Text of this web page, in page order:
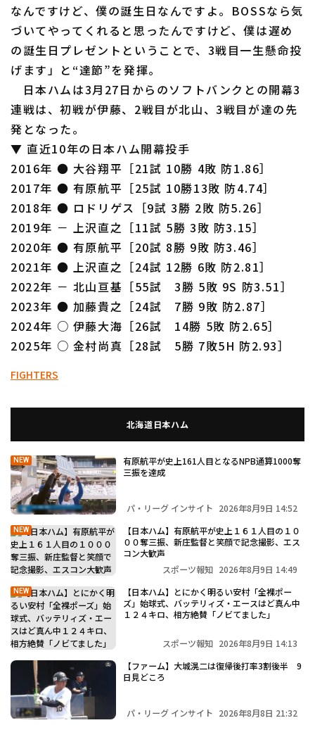
なんですけど、僕の誕生日なんですよ。BOSSなら気
づいてやってくれると思ったんですけど、僕は遅め
の誕生日プレゼントということで、3戦目一生懸命投
げます」と“達節”を発揮。
日本ハムは3月27日からのソフトバンクとの開幕3
連戦は、初戦が伊藤、2戦目が北山、3戦目が達の先
発となった。
▼ 直近10年の日本ハム開幕投手
2016年 ● 大谷翔平［21試 10勝 4敗 防1.86］
2017年 ● 有原航平［25試 10勝13敗 防4.74］
2018年 ● ロドリゲス［9試 3勝 2敗 防5.26］
2019年 － 上沢直之［11試 5勝 3敗 防3.15］
2020年 ● 有原航平［20試 8勝 9敗 防3.46］
2021年 ● 上沢直之［24試 12勝 6敗 防2.81］
2022年 － 北山亘基［55試 3勝 5敗 9S 防3.51］
2023年 ● 加藤貴之［24試 7勝 9敗 防2.87］
2024年 ○ 伊藤大海［26試 14勝 5敗 防2.65］
2025年 ○ 金村尚真［28試 5勝 7敗5H 防2.93］
FIGHTERS
北海道日本ハム
NEW
有原航平が史上161人目となるNPB通算1000奪
三振を達成
パ・リーグ インサイト 2026年8月9日 14:52
NEW
【日本ハム】有原航平が史上１６１人目の１０
００奪三振、新庄監督と笑顔で記念撮影、エス
コン大歓声
スポーツ報知 2026年8月9日 14:49
NEW
【日本ハム】とにかく明るい安村「全裸ポー
ズ」始球式、バッテリィズ・エースはど真ん中
１２４キロ、相方絶賛「ノビてました」
スポーツ報知 2026年8月9日 14:13
【ファーム】大城滉二は復帰後打率3割後半 9
日見どころ
パ・リーグ インサイト 2026年8月8日 21:32